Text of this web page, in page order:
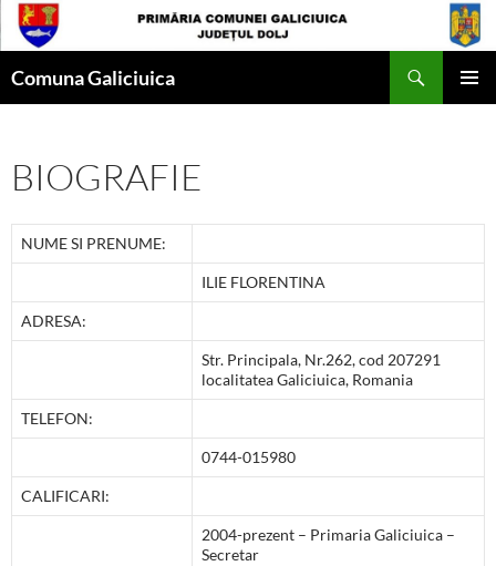
Skip
to
Comuna Galiciuica
BIOGRAFIE
NUME SI PRENUME:
ILIE FLORENTINA
ADRESA:
Str. Principala, Nr.262, cod 207291
localitatea Galiciuica, Romania
TELEFON:
0744-015980
CALIFICARI:
2004-prezent – Primaria Galiciuica –
Secretar